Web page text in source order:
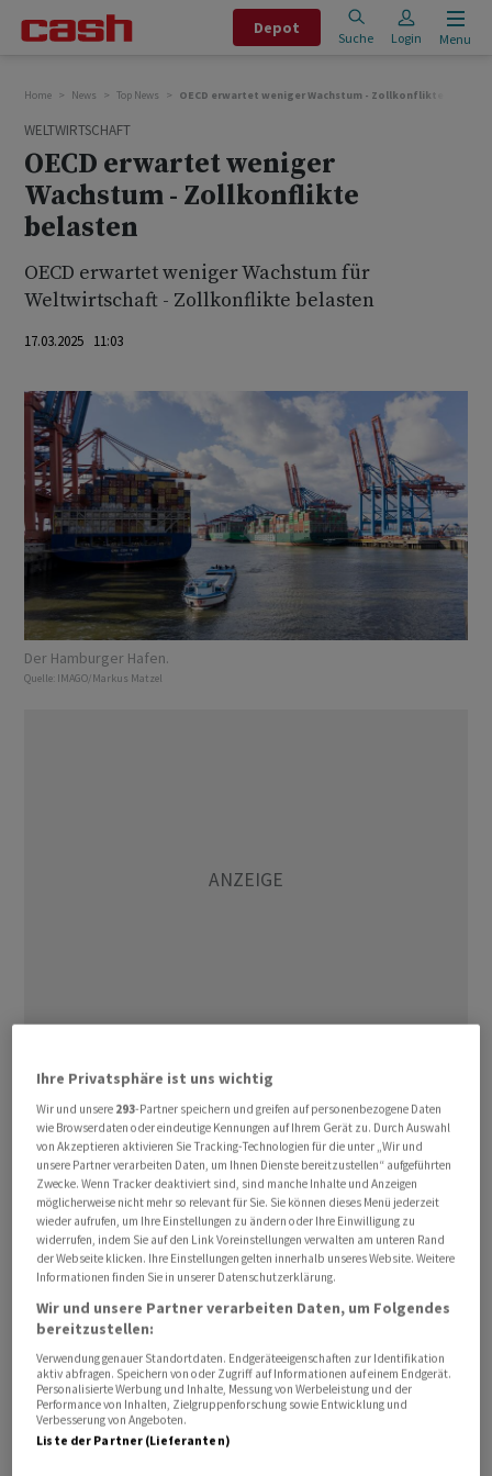
Depot
Suche Login Menu
Home News Top News OECD erwartet weniger Wachstum - Zollkonflikte belasten
WELTWIRTSCHAFT
OECD erwartet weniger
Wachstum - Zollkonflikte
belasten
OECD erwartet weniger Wachstum für
Weltwirtschaft - Zollkonflikte belasten
17.03.2025 11:03
Der Hamburger Hafen.
Quelle: IMAGO/Markus Matzel
Die Industriestaaten-Organisation OECD hat ihre
Wachstumsprognosen für die Weltwirtschaft auch
wegen der von den USA ausgehenden Zollkonflikte
gesenkt. Sie soll im laufenden Jahr um 3,1 Prozent und
2026 dann um 3,0 Prozent zulegen, hiess es in den am
Montag veröffentlichten Vorhersagen. Im Dezember
waren von der in Paris ansässigen Organisation für
wirtschaftliche Zusammenarbeit und Entwicklung
(OECD) noch jeweils 3,3 Prozent erwartet worden. 2024
hatte es zu einem Plus von 3,2 Prozent gereicht.
«Die jüngsten Konjunkturindikatoren deuten auf eine
Abschwächung der globalen Wachstumsaussichten hin»,
betonte die OECD. «In der Handelspolitik sind
Ihre Privatsphäre ist uns wichtig
Wir und unsere 293-Partner speichern und greifen auf personenbezogene Daten
wie Browserdaten oder eindeutige Kennungen auf Ihrem Gerät zu. Durch Auswahl
von Akzeptieren aktivieren Sie Tracking-Technologien für die unter „Wir und
unsere Partner verarbeiten Daten, um Ihnen Dienste bereitzustellen“ aufgeführten
Zwecke. Wenn Tracker deaktiviert sind, sind manche Inhalte und Anzeigen
möglicherweise nicht mehr so relevant für Sie. Sie können dieses Menü jederzeit
wieder aufrufen, um Ihre Einstellungen zu ändern oder Ihre Einwilligung zu
widerrufen, indem Sie auf den Link Voreinstellungen verwalten am unteren Rand
der Webseite klicken. Ihre Einstellungen gelten innerhalb unseres Website. Weitere
Informationen finden Sie in unserer Datenschutzerklärung.
Wir und unsere Partner verarbeiten Daten, um Folgendes
bereitzustellen:
Verwendung genauer Standortdaten. Endgeräteeigenschaften zur Identifikation
aktiv abfragen. Speichern von oder Zugriff auf Informationen auf einem Endgerät.
Personalisierte Werbung und Inhalte, Messung von Werbeleistung und der
Performance von Inhalten, Zielgruppenforschung sowie Entwicklung und
Verbesserung von Angeboten.
Liste der Partner (Lieferanten)